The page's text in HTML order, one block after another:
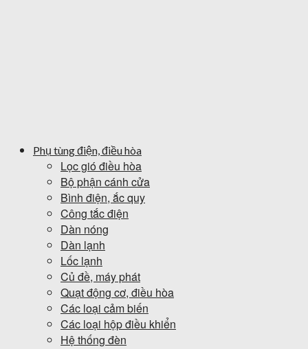
Phụ tùng điện, điều hòa
Lọc gió điều hòa
Bộ phận cánh cửa
Bình điện, ắc quy
Công tắc điện
Dàn nóng
Dàn lạnh
Lốc lạnh
Củ đề, máy phát
Quạt động cơ, điều hòa
Các loại cảm biến
Các loại hộp điều khiển
Hệ thống đèn